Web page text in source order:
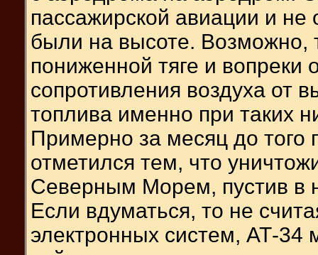
пассажирской авиации и не
были на высоте. Возможно,
пониженной тяге и вопреки
сопротивления воздуха от
топлива именно при таких
Примерно за месяц до того
отметился тем, что
Северным Морем, пустив в
Если вдуматься, то не
электронных систем, АТ-34